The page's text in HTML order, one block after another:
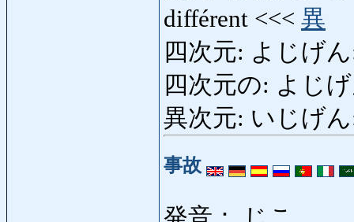
différent <<< 異
四次元: よじげ
四次元の: よじげ
異次元: いじげ
事故